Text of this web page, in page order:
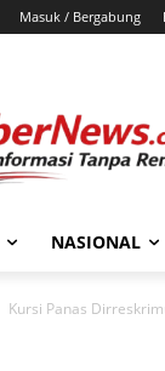
Masuk / Bergabung
NASIONAL
Kursi Panas